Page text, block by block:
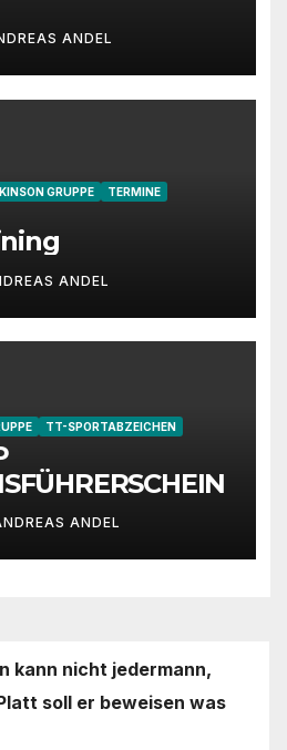
ANDEL
GRUPPE
TERMINE
ANDEL
TT-SPORTABZEICHEN
ANDEL
kann nicht jedermann,
soll er beweisen was